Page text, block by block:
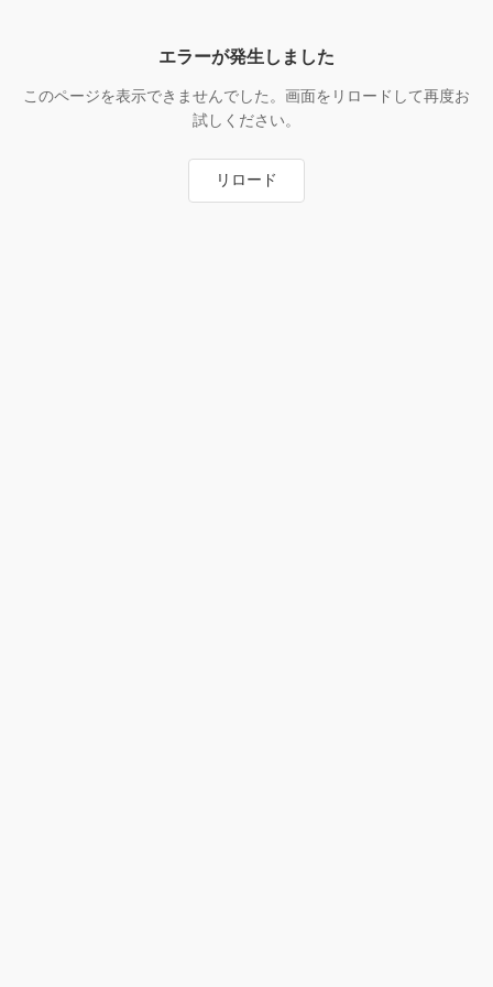
エラーが発生しました
このページを表示できませんでした。画面をリロードして再度お
試しください。
リロード